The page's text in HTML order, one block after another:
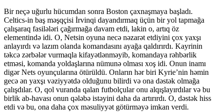
Bir neçə uğurlu hücumdan sonra Boston çaxnaşmaya başladı.
Celtics-in baş məşqçisi İrvinqi dayandırmaq üçün bir yol tapmağa
çalışaraq fasilələri çağırmağa davam etdi, lakin o, artıq öz
elementində idi. O, Netsin oyuna necə nəzarət etdiyini çox yaxşı
anlayırdı və lazım olanda komandasını ayağa qaldırırdı. Kayrinin
təkcə zərbələr vurmaqla kifayətlənməyib, komandaya rəhbərlik
etməsi, komanda yoldaşlarına nümunə olması xoş idi. Onun inamı
digər Nets oyunçularına ötürüldü. Onların hər biri Kyrie’nin həmin
gecə ən yaxşı vəziyyətdə olduğunu bilirdi və ona dəstək olmağa
çalışdılar. O, qol vuranda qalan futbolçular onu alqışlayırdılar və bu
birlik ab-havası onun qələbə istəyini daha da artırırdı. O, dəstək hiss
etdi və bu, ona daha çox məsuliyyət götürməyə imkan verdi.